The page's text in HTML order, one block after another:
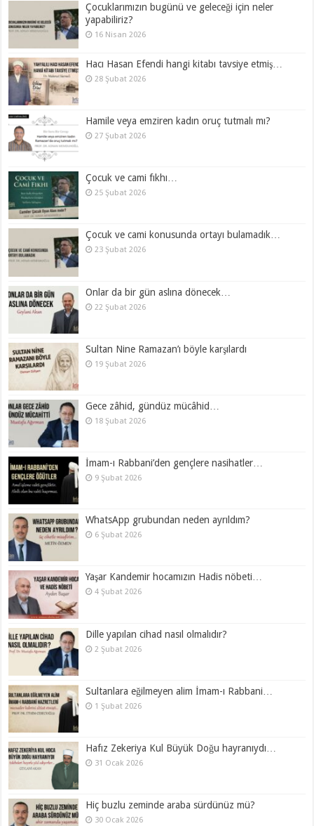
Çocuklarımızın bugünü ve geleceği için neler
yapabiliriz?
16 Nisan 2026
Hacı Hasan Efendi hangi kitabı tavsiye etmiş…
28 Şubat 2026
Hamile veya emziren kadın oruç tutmalı mı?
27 Şubat 2026
Çocuk ve cami fıkhı…
25 Şubat 2026
Çocuk ve cami konusunda ortayı bulamadık…
23 Şubat 2026
Onlar da bir gün aslına dönecek…
22 Şubat 2026
Sultan Nine Ramazan’ı böyle karşılardı
19 Şubat 2026
Gece zâhid, gündüz mücâhid…
18 Şubat 2026
İmam-ı Rabbani’den gençlere nasihatler…
9 Şubat 2026
WhatsApp grubundan neden ayrıldım?
6 Şubat 2026
Yaşar Kandemir hocamızın Hadis nöbeti…
4 Şubat 2026
Dille yapılan cihad nasıl olmalıdır?
2 Şubat 2026
Sultanlara eğilmeyen alim İmam-ı Rabbani…
1 Şubat 2026
Hafız Zekeriya Kul Büyük Doğu hayranıydı…
31 Ocak 2026
Hiç buzlu zeminde araba sürdünüz mü?
30 Ocak 2026